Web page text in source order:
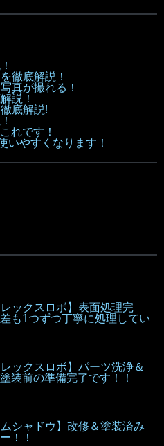
徹底解説！
真が撮れる！
説！
底解説!
れです！
いやすくなります！
レックスロボ】表面処理完
も1つずつ丁寧に処理してい
レックスロボ】パーツ洗浄＆
装前の準備完了です！！
ムシャドウ】改修＆塗装済み
！！